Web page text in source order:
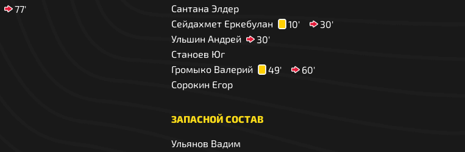
77'
Сантана Элдер
Сейдахмет Еркебулан
10'
30'
Ульшин Андрей
30'
Станоев Юг
Громыко Валерий
49'
60'
Сорокин Егор
ЗАПАСНОЙ СОСТАВ
Ульянов Вадим